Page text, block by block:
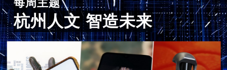
每周主题
杭州人文 智造未来